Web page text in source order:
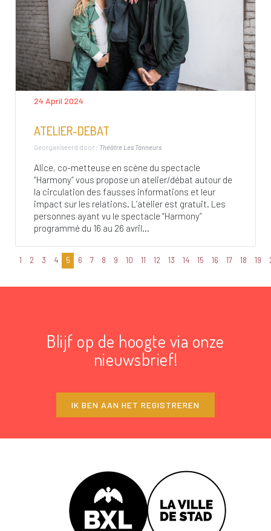
24 April 2024
ATELIER-DEBAT
Georganiseerd door : Théâtre Les Tanneurs
Alice, co-metteuse en scène du spectacle
“Harmony” vous propose un atelier/débat autour de
la circulation des fausses informations et leur
impact sur les relations. L’atelier est gratuit. Les
personnes ayant vu le spectacle “Harmony”
programmé du 16 au 26 avril...
1 2 3 4 5 6 7 8 9 10 11 12 13 14 15 16 17 18 19
Blijf op de hoogte via onze
nieuwsbrief!
IK BEN AAN HET REGISTREREN